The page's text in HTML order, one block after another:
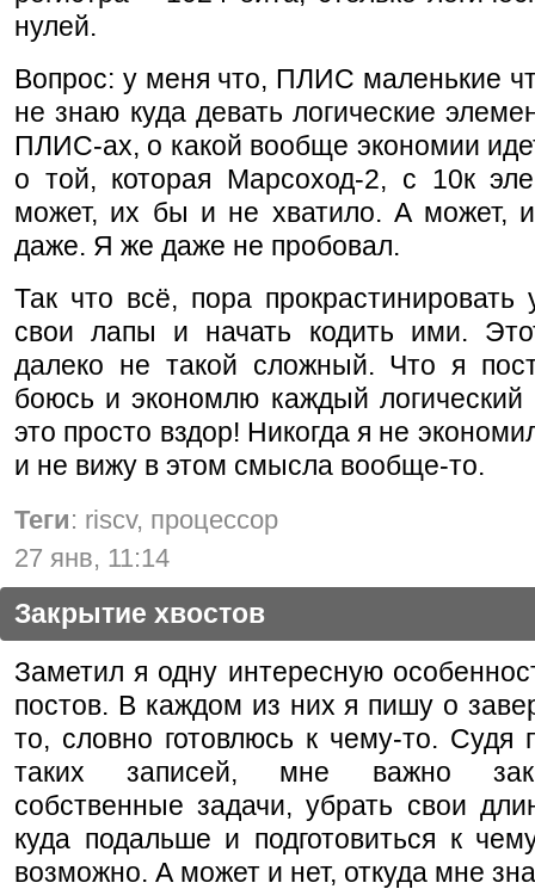
нулей.
Вопрос: у меня что, ПЛИС маленькие
не знаю куда девать логические
ПЛИС-ах, о какой вообще экономии
о той, которая Марсоход-2, с 10к
может, их бы и не хватило. А может,
даже. Я же даже не пробовал.
Так что всё, пора прокрастинировать
свои лапы и начать кодить ими.
далеко не такой сложный. Что я
боюсь и экономлю каждый логический
это просто вздор! Никогда я не
и не вижу в этом смысла вообще-то.
Теги: riscv, процессор
27 янв, 11:14
Закрытие хвостов
Заметил я одну интересную
постов. В каждом из них я пишу о
то, словно готовлюсь к чему-то. Судя
таких записей, мне важно
собственные задачи, убрать свои
куда подальше и подготовиться к
возможно. А может и нет, откуда мне